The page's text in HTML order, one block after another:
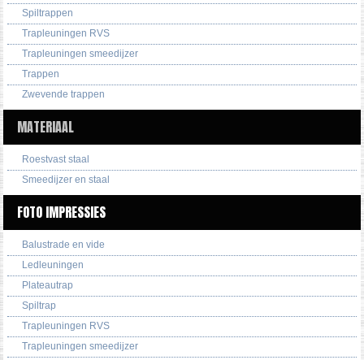
Spiltrappen
Trapleuningen RVS
Trapleuningen smeedijzer
Trappen
Zwevende trappen
MATERIAAL
Roestvast staal
Smeedijzer en staal
FOTO IMPRESSIES
Balustrade en vide
Ledleuningen
Plateautrap
Spiltrap
Trapleuningen RVS
Trapleuningen smeedijzer